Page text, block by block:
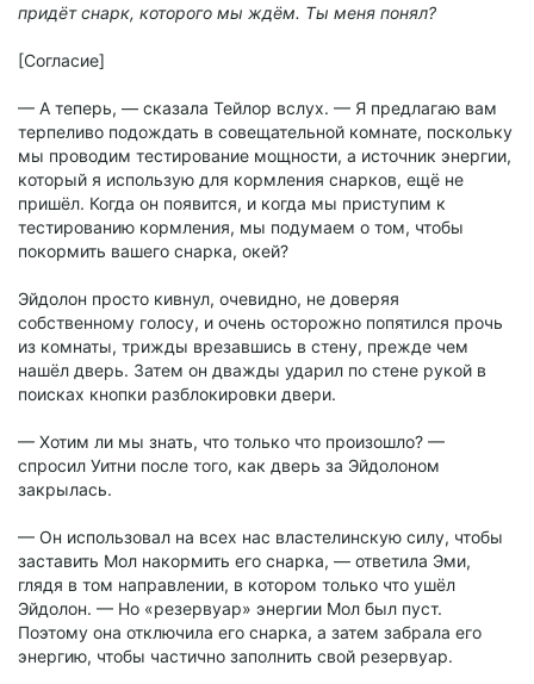
придёт снарк, которого мы ждём. Ты меня понял?
[Согласие]
— А теперь, — сказала Тейлор вслух. — Я предлагаю вам
терпеливо подождать в совещательной комнате, поскольку
мы проводим тестирование мощности, а источник энергии,
который я использую для кормления снарков, ещё не
пришёл. Когда он появится, и когда мы приступим к
тестированию кормления, мы подумаем о том, чтобы
покормить вашего снарка, окей?
Эйдолон просто кивнул, очевидно, не доверяя
собственному голосу, и очень осторожно попятился прочь
из комнаты, трижды врезавшись в стену, прежде чем
нашёл дверь. Затем он дважды ударил по стене рукой в
поисках кнопки разблокировки двери.
— Хотим ли мы знать, что только что произошло? —
спросил Уитни после того, как дверь за Эйдолоном
закрылась.
— Он использовал на всех нас властелинскую силу, чтобы
заставить Мол накормить его снарка, — ответила Эми,
глядя в том направлении, в котором только что ушёл
Эйдолон. — Но «резервуар» энергии Мол был пуст.
Поэтому она отключила его снарка, а затем забрала его
энергию, чтобы частично заполнить свой резервуар.